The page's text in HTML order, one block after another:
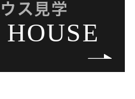
ス見学